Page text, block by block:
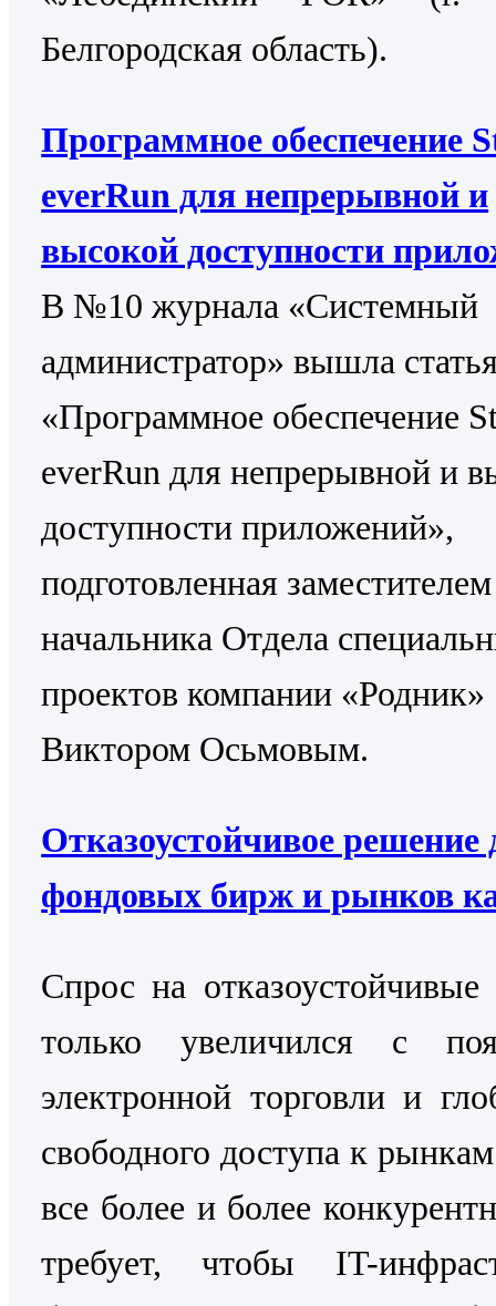
Белгородская область).
Программное обеспечение
everRun для непрерывной и
высокой доступности
В №10 журнала «Системный
администратор» вышла
«Программное обеспечение
everRun для непрерывной и
доступности приложений»,
подготовленная заместителем
начальника Отдела
проектов компании «Родник»
Виктором Осьмовым.
Отказоустойчивое решение
фондовых бирж и рынков
Cпрос на
только увеличился с
электронной торговли и
свободного доступа к
все более и более
требует, чтобы IT-